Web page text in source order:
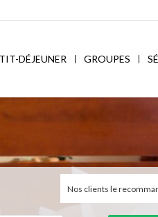
DÉJEUNER GROUPES
Nos clients le